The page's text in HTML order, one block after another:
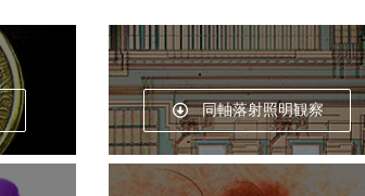
同軸落射照明観察